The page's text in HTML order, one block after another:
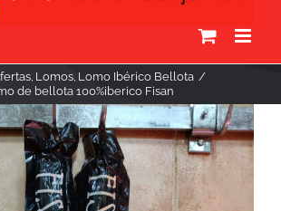
Lomos Lomo Ibérico Bellota
de bellota 100%iberico Fisan